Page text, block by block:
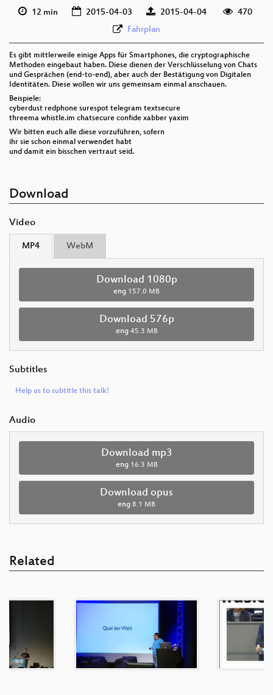
12 min 2015-04-03 2015-04-04
470
Fahrplan
Es gibt mittlerweile einige Apps für Smartphones, die cryptographische
Methoden eingebaut haben. Diese dienen der Verschlüsselung von Chats
und Gesprächen (end-to-end), aber auch der Bestätigung von Digitalen
Identitäten. Diese wollen wir uns gemeinsam einmal anschauen.
Beispiele:
cyberdust redphone surespot telegram textsecure
threema whistle.im chatsecure confide xabber yaxim
Wir bitten euch alle diese vorzuführen, sofern
ihr sie schon einmal verwendet habt
und damit ein bisschen vertraut seid.
Download
Video
MP4 WebM
Download 1080p
eng 157.0 MB
Download 576p
eng 45.3 MB
Subtitles
Help us to subtitle this talk!
Audio
Download mp3
eng 16.3 MB
Download opus
eng 8.1 MB
Related